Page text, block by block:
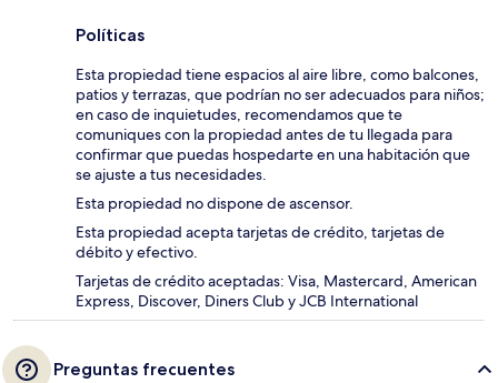
Políticas
Esta propiedad tiene espacios al aire libre, como balcones,
patios y terrazas, que podrían no ser adecuados para niños;
en caso de inquietudes, recomendamos que te
comuniques con la propiedad antes de tu llegada para
confirmar que puedas hospedarte en una habitación que
se ajuste a tus necesidades.
Esta propiedad no dispone de ascensor.
Esta propiedad acepta tarjetas de crédito, tarjetas de
débito y efectivo.
Tarjetas de crédito aceptadas: Visa, Mastercard, American
Express, Discover, Diners Club y JCB International
Preguntas frecuentes